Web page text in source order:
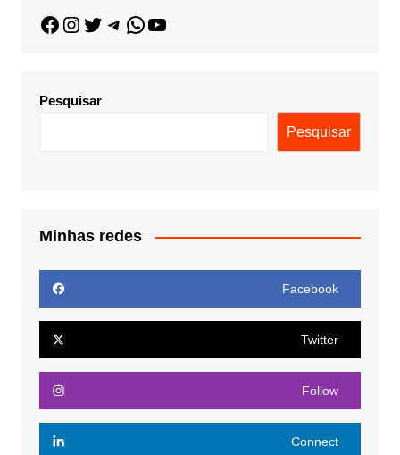
Pesquisar
Pesquisar
Minhas redes
Facebook
Twitter
Follow
Connect